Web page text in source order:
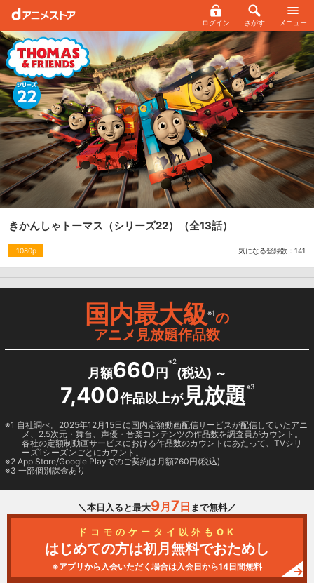
ログイン さがす メニュー
きかんしゃトーマス（シリーズ22） （全13話）
1080p 気になる登録数： 141
国内最大級※1の
アニメ見放題作品数
月額660 円
※2
(税込) ～
7,400作品以上が見放題※3
1 自社調べ。2025年12月15日に国内定額動画配信サービスが配信していたアニ
メ、2.5次元・舞台、声優・音楽コンテンツの作品数を調査員がカウント。
各社の定額制動画サービスにおける作品数のカウントにあたって、TVシリ
ーズ1シーズンごとにカウント。
2 App Store/Google Playでのご契約は月額760円(税込)
3 一部個別課金あり
＼本日入ると最大9月 7 日 まで無料／
ドコモのケータイ以外もOK
はじめての方は初月無料でおためし
※アプリから入会いただく場合は入会日から14日間無料